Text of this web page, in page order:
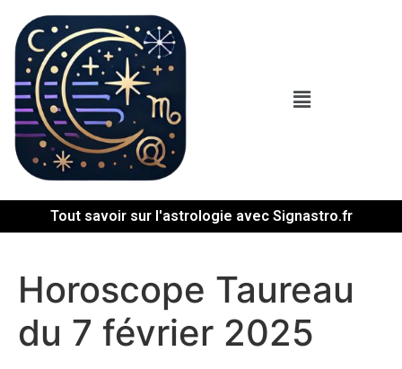
Tout savoir sur l'astrologie avec Signastro.fr
Horoscope Taureau
du 7 février 2025